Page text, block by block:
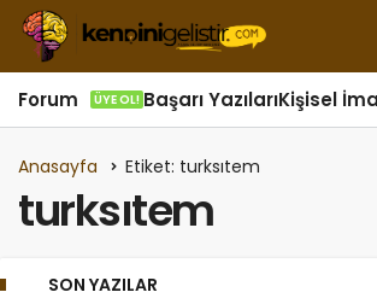
Forum ÜYE OL! Başarı YazılarıKişisel
Anasayfa Etiket: turksıtem
turksıtem
SON YAZILAR